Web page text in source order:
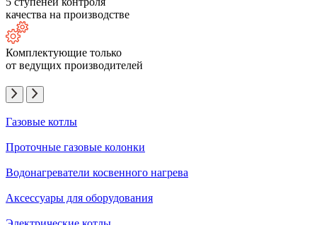
качества на производстве
Комплектующие только
от ведущих производителей
Газовые котлы
Проточные газовые колонки
Водонагреватели косвенного нагрева
Аксессуары для оборудования